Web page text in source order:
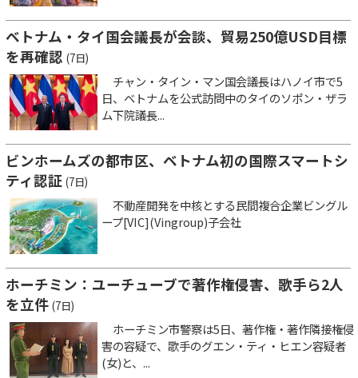
ベトナム・タイ国会議長が会談、貿易250億USD目標
を再確認 (7日)
チャン・タイン・マン国会議長はハノイ市で5
日、ベトナムを公式訪問中のタイのソポン・ザラ
ム下院議長...
ビンホームズの都市区、ベトナム初の国際スマートシ
ティ認証 (7日)
不動産開発を中核とする民間複合企業ビングル
ープ[VIC](Vingroup)子会社
ホーチミン：ユーチューブで著作権侵害、歌手ら2人
を立件 (7日)
ホーチミン市警察は5日、著作権・著作隣接権侵
害の容疑で、歌手のグエン・ティ・ヒエン容疑者
(女)と、...